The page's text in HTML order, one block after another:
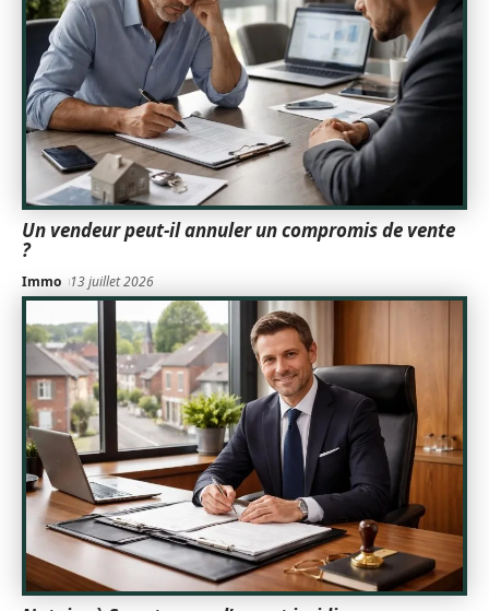
Un vendeur peut-il annuler un compromis de vente
?
Immo 13 juillet 2026